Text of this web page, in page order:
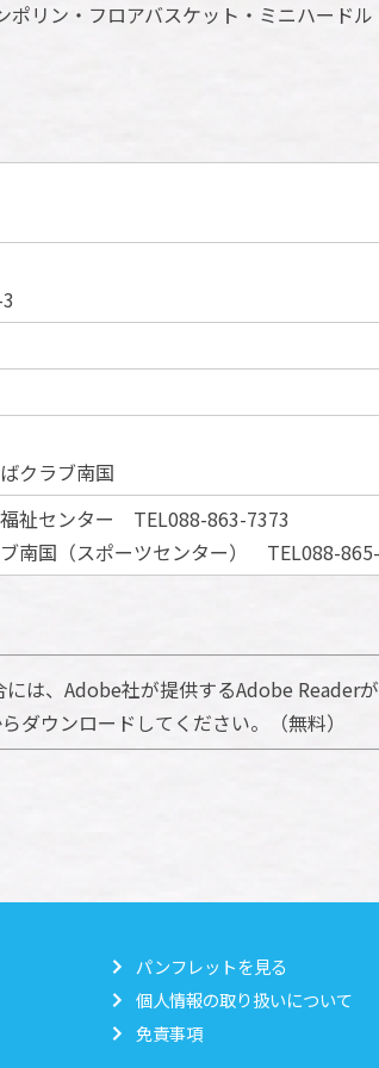
ポリン・フロアバスケット・ミニハード
クラブ南国
祉センター TEL088-863-7373
南国（スポーツセンター） TEL088-
は、Adobe社が提供するAdobe Reader
ダウンロードしてください。（無料）
パンフレットを見る
個人情報の取り扱いについて
免責事項